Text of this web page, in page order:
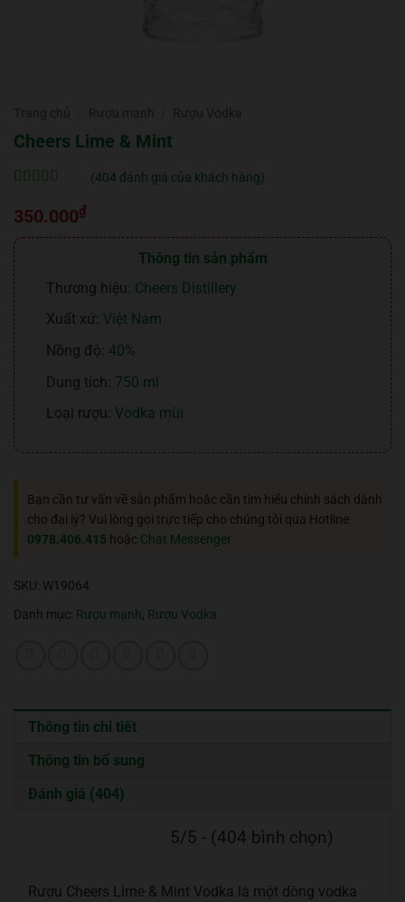
Cheers Lime & Mint
trênđánh
giá
(404 đánh giá của khách hàng)
350.000₫
Thông tin sản phẩm
Thương hiệu: Cheers Distillery
Xuất xứ: Việt Nam
Nồng độ: 40%
Dung tích: 750 ml
Loại rượu: Vodka mùi
Bạn cần tư vấn về sản phẩm hoặc cần tìm hiểu chính sách dành
cho đại lý? Vui lòng gọi trực tiếp cho chúng tôi qua Hotline
0978.406.415 hoặc Chat Messenger
SKU: W19064
Danh mục: Rượu mạnh, Rượu Vodka
Thông tin chi tiết
Thông tin bổ sung
Đánh giá (404)
5/5 - (404 bình chọn)
Rượu Cheers Lime & Mint Vodka là một dòng vodka